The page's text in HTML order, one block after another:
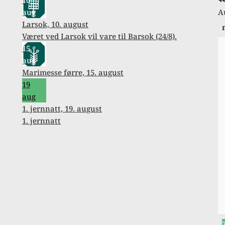
aug
Larsok, 10. august
Været ved Larsok vil vare til Barsok (24/8).
15
aug
Marimesse førre, 15. august
19
aug
1. jernnatt, 19. august
1. jernnatt